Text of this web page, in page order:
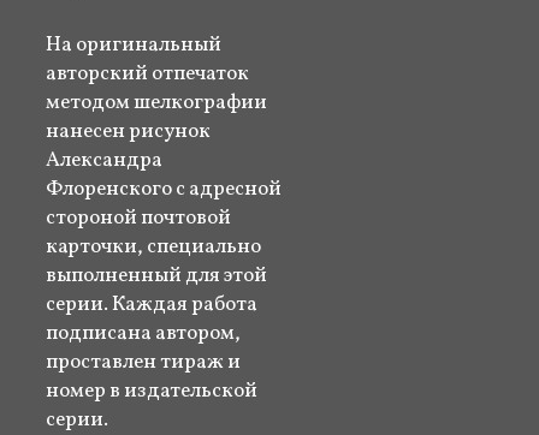
На оригинальный
авторский отпечаток
методом шелкографии
нанесен рисунок
Александра
Флоренского с адресной
стороной почтовой
карточки, специально
выполненный для этой
серии. Каждая работа
подписана автором,
проставлен тираж и
номер в издательской
серии.